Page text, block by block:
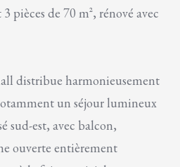
pièces de 70 m², rénové avec
distribue harmonieusement
un séjour lumineux
sud-est, avec balcon,
ouverte entièrement